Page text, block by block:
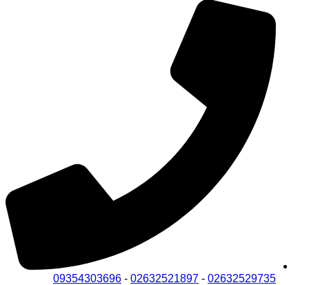
02632529735
-
02632521897
-
09354303696